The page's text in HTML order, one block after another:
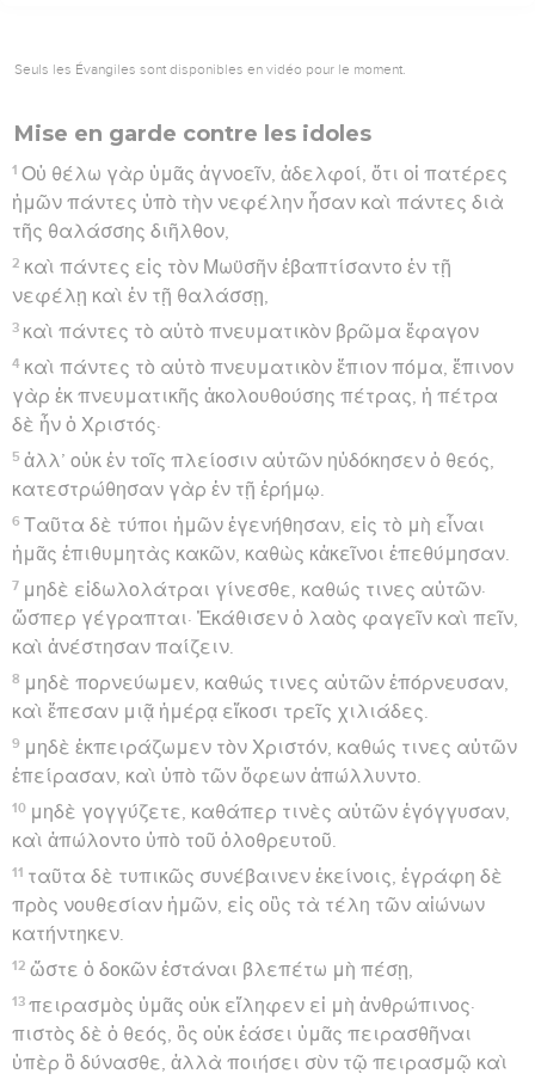
Seuls les Évangiles sont disponibles en vidéo pour le moment.
Mise en garde contre les idoles
1 Οὐ θέλω γὰρ ὑμᾶς ἀγνοεῖν, ἀδελφοί, ὅτι οἱ πατέρες
ἡμῶν πάντες ὑπὸ τὴν νεφέλην ἦσαν καὶ πάντες διὰ
τῆς θαλάσσης διῆλθον,
2 καὶ πάντες εἰς τὸν Μωϋσῆν ἐβαπτίσαντο ἐν τῇ
νεφέλῃ καὶ ἐν τῇ θαλάσσῃ,
3 καὶ πάντες τὸ αὐτὸ πνευματικὸν βρῶμα ἔφαγον
4 καὶ πάντες τὸ αὐτὸ πνευματικὸν ἔπιον πόμα, ἔπινον
γὰρ ἐκ πνευματικῆς ἀκολουθούσης πέτρας, ἡ πέτρα
δὲ ἦν ὁ Χριστός·
5 ἀλλ’ οὐκ ἐν τοῖς πλείοσιν αὐτῶν ηὐδόκησεν ὁ θεός,
κατεστρώθησαν γὰρ ἐν τῇ ἐρήμῳ.
6 Ταῦτα δὲ τύποι ἡμῶν ἐγενήθησαν, εἰς τὸ μὴ εἶναι
ἡμᾶς ἐπιθυμητὰς κακῶν, καθὼς κἀκεῖνοι ἐπεθύμησαν.
7 μηδὲ εἰδωλολάτραι γίνεσθε, καθώς τινες αὐτῶν·
ὥσπερ γέγραπται· Ἐκάθισεν ὁ λαὸς φαγεῖν καὶ πεῖν,
καὶ ἀνέστησαν παίζειν.
8 μηδὲ πορνεύωμεν, καθώς τινες αὐτῶν ἐπόρνευσαν,
καὶ ἔπεσαν μιᾷ ἡμέρᾳ εἴκοσι τρεῖς χιλιάδες.
9 μηδὲ ἐκπειράζωμεν τὸν Χριστόν, καθώς τινες αὐτῶν
ἐπείρασαν, καὶ ὑπὸ τῶν ὄφεων ἀπώλλυντο.
10 μηδὲ γογγύζετε, καθάπερ τινὲς αὐτῶν ἐγόγγυσαν,
καὶ ἀπώλοντο ὑπὸ τοῦ ὀλοθρευτοῦ.
11 ταῦτα δὲ τυπικῶς συνέβαινεν ἐκείνοις, ἐγράφη δὲ
πρὸς νουθεσίαν ἡμῶν, εἰς οὓς τὰ τέλη τῶν αἰώνων
κατήντηκεν.
12 ὥστε ὁ δοκῶν ἑστάναι βλεπέτω μὴ πέσῃ,
13 πειρασμὸς ὑμᾶς οὐκ εἴληφεν εἰ μὴ ἀνθρώπινος·
πιστὸς δὲ ὁ θεός, ὃς οὐκ ἐάσει ὑμᾶς πειρασθῆναι
ὑπὲρ ὃ δύνασθε, ἀλλὰ ποιήσει σὺν τῷ πειρασμῷ καὶ